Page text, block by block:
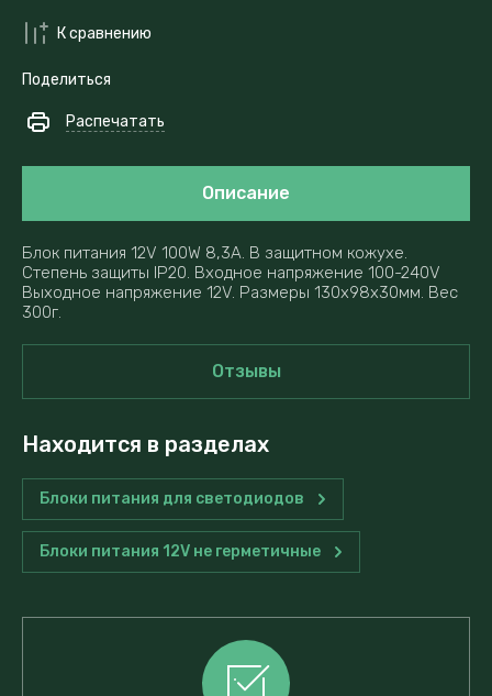
К сравнению
Поделиться
Распечатать
Описание
Блок питания 12V 100W 8,3A. В защитном кожухе.
Степень защиты IP20. Входное напряжение 100-240V
Выходное напряжение 12V. Размеры 130x98х30мм. Вес
300г.
Отзывы
Находится в разделах
Блоки питания для светодиодов
Блоки питания 12V не герметичные